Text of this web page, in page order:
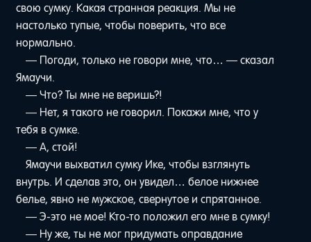
свою сумку. Какая странная реакция. Мы не
настолько тупые, чтобы поверить, что все
нормально.
— Погоди, только не говори мне, что… — сказал
Ямаучи.
— Что? Ты мне не веришь?!
— Нет, я такого не говорил. Покажи мне, что у
тебя в сумке.
— А, стой!
Ямаучи выхватил сумку Ике, чтобы взглянуть
внутрь. И сделав это, он увидел… белое нижнее
белье, явно не мужское, свернутое и спрятанное.
— Э-это не мое! Кто-то положил его мне в сумку!
— Ну же, ты не мог придумать оправдание